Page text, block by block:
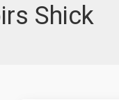
Shick